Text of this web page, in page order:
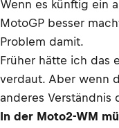
Wenn es künftig ein
MotoGP besser
Problem damit.
Früher hätte ich das
verdaut. Aber wenn
anderes Verständnis
In der Moto2-WM